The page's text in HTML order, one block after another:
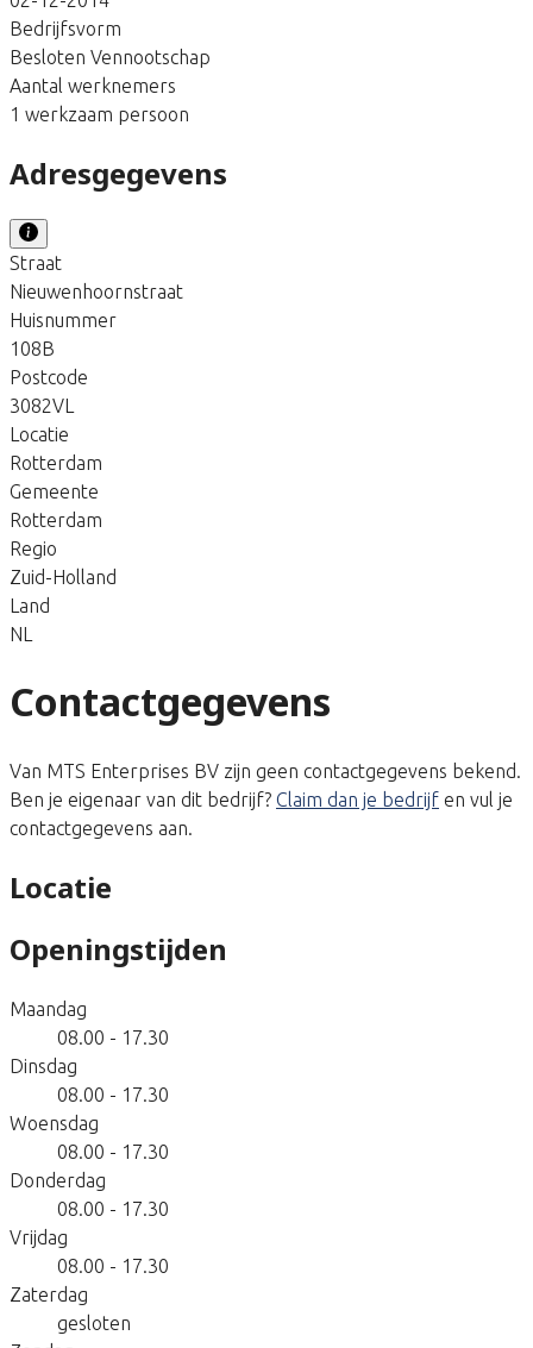
Bedrijfsvorm
Besloten Vennootschap
Aantal werknemers
1 werkzaam persoon
Adresgegevens
Straat
Nieuwenhoornstraat
Huisnummer
108B
Postcode
3082VL
Locatie
Rotterdam
Gemeente
Rotterdam
Regio
Zuid-Holland
Land
NL
Contactgegevens
Van MTS Enterprises BV zijn geen contactgegevens bekend.
Ben je eigenaar van dit bedrijf? Claim dan je bedrijf en vul je
contactgegevens aan.
Locatie
Openingstijden
Maandag
08.00 - 17.30
Dinsdag
08.00 - 17.30
Woensdag
08.00 - 17.30
Donderdag
08.00 - 17.30
Vrijdag
08.00 - 17.30
Zaterdag
gesloten